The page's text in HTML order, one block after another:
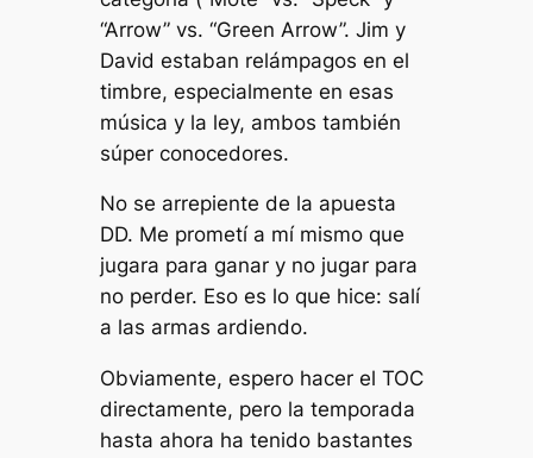
“Arrow” vs. “Green Arrow”. Jim y
David estaban relámpagos en el
timbre, especialmente en esas
música y la ley, ambos también
súper conocedores.
No se arrepiente de la apuesta
DD. Me prometí a mí mismo que
jugara para ganar y no jugar para
no perder. Eso es lo que hice: salí
a las armas ardiendo.
Obviamente, espero hacer el TOC
directamente, pero la temporada
hasta ahora ha tenido bastantes